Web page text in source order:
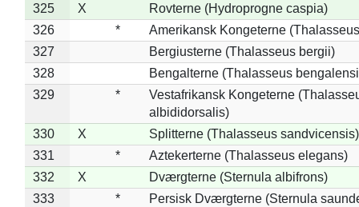
325
X
Rovterne (Hydroprogne caspia)
326
*
Amerikansk Kongeterne
327
Bergiusterne (Thalasseus bergii)
328
Bengalterne (Thalasseus
329
*
Vestafrikansk Kongeterne
albididorsalis)
330
X
Splitterne (Thalasseus sandvicensis)
331
*
Aztekerterne (Thalasseus elegans)
332
X
Dværgterne (Sternula albifrons)
333
*
Persisk Dværgterne (Sternula